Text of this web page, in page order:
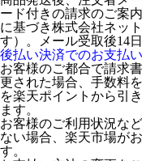
ード付きの請求のご案
に基づき株式会社ネッ
す）。メール受取後14
後払い決済でのお支払
お客様のご都合で請求
更された場合、手数料
を楽天ポイントから引
ます。
お客様のご利用状況な
ない場合、楽天市場が
す。